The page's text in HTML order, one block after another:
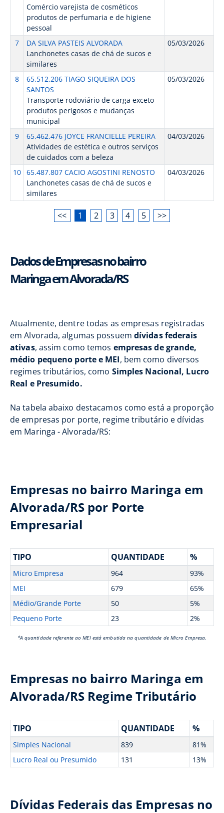
Comércio varejista de cosméticos
produtos de perfumaria e de higiene
pessoal
7
DA SILVA PASTEIS ALVORADA
Lanchonetes casas de chá de sucos e
similares
05/03/2026
8
65.512.206 TIAGO SIQUEIRA DOS
SANTOS
Transporte rodoviário de carga exceto
produtos perigosos e mudanças
municipal
05/03/2026
9
65.462.476 JOYCE FRANCIELLE PEREIRA
Atividades de estética e outros serviços
de cuidados com a beleza
04/03/2026
10 65.487.807 CACIO AGOSTINI RENOSTO
Lanchonetes casas de chá de sucos e
similares
04/03/2026
<< 1 2 3 4 5 >>
Dados de Empresas no bairro
Maringa em Alvorada/RS
Atualmente, dentre todas as empresas registradas
em Alvorada, algumas possuem dívidas federais
ativas, assim como temos empresas de grande,
médio pequeno porte e MEI, bem como diversos
regimes tributários, como Simples Nacional, Lucro
Real e Presumido.
Na tabela abaixo destacamos como está a proporção
de empresas por porte, regime tributário e dívidas
em Maringa - Alvorada/RS:
Empresas no bairro Maringa em
Alvorada/RS por Porte
Empresarial
TIPO QUANTIDADE %
Micro Empresa 964
93%
MEI
679
65%
Médio/Grande Porte
50
5%
Pequeno Porte
23 2%
*A quantidade referente ao MEI está embutida na quantidade de Micro Empresa.
Empresas no bairro Maringa em
Alvorada/RS Regime Tributário
TIPO QUANTIDADE %
Simples Nacional 839
81%
Lucro Real ou Presumido
131 13%
Dívidas Federais das Empresas no